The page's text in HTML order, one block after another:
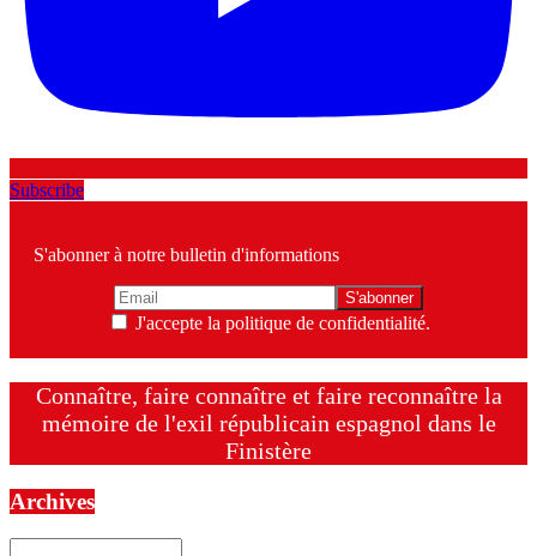
Subscribe
S'abonner à notre bulletin d'informations
J'accepte la politique de confidentialité.
Connaître, faire connaître et faire reconnaître la
mémoire de l'exil républicain espagnol dans le
Finistère
Archives